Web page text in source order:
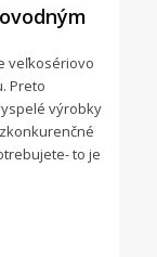
veľkosériovo
Preto
výrobky
to je